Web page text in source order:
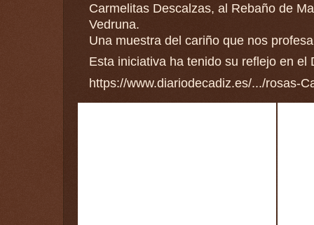
Carmelitas Descalzas, al Rebaño de
Vedruna.
Una muestra del cariño que nos
Esta iniciativa ha tenido su reflejo en el
https://www.diariodecadiz.es/.../rosas-